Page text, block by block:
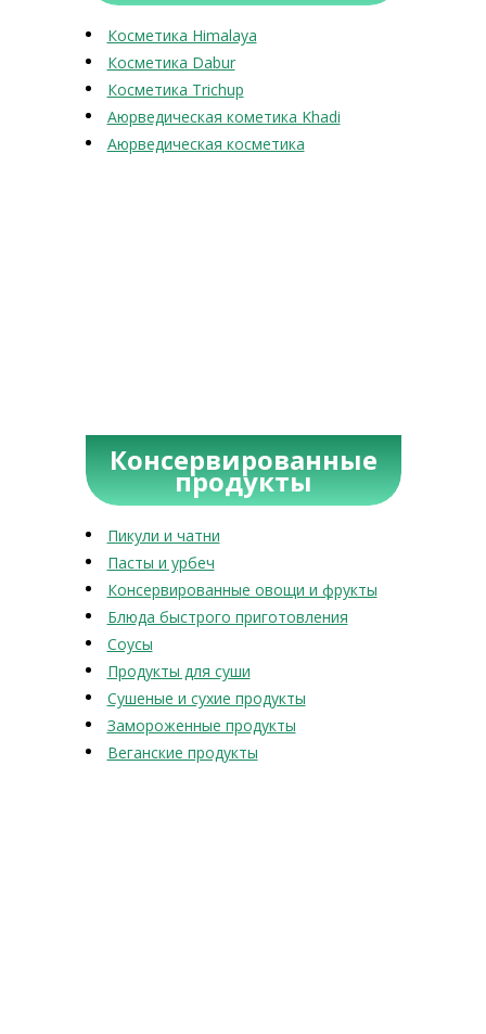
Косметика Himalaya
Косметика Dabur
Косметика Trichup
Аюрведическая кометика Khadi
Аюрведическая косметика
Консервированные
продукты
Пикули и чатни
Пасты и урбеч
Консервированные овощи и фрукты
Блюда быстрого приготовления
Соусы
Продукты для суши
Сушеные и сухие продукты
Замороженные продукты
Веганские продукты